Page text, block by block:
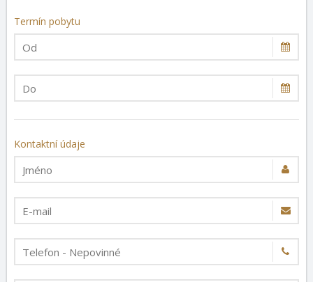
Termín pobytu
Kontaktní údaje